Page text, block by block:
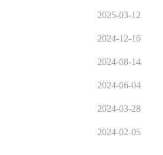
2025-03-12
2024-12-16
2024-08-14
2024-06-04
2024-03-28
2024-02-05